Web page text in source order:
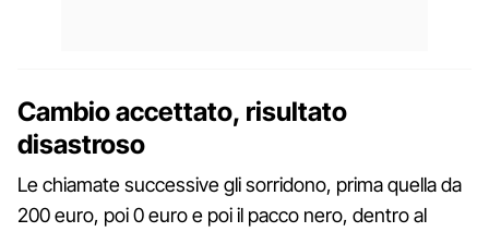
Cambio accettato, risultato
disastroso
Le chiamate successive gli sorridono, prima quella da
200 euro, poi 0 euro e poi il pacco nero, dentro al